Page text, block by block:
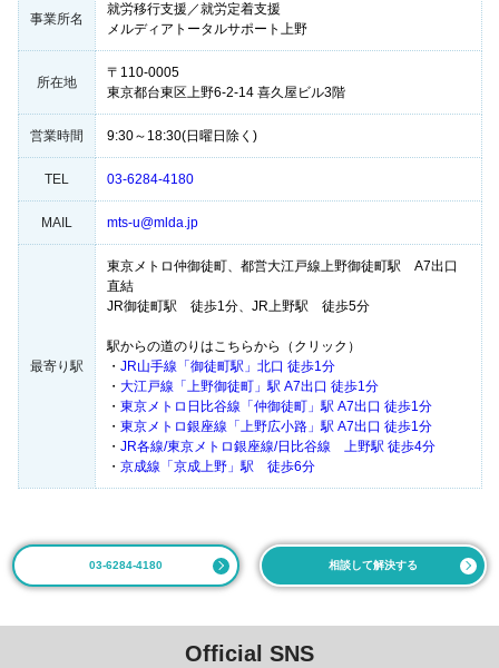
事業所名
就労移行支援／就労定着支援
メルディアトータルサポート上野
所在地
〒110-0005
東京都台東区上野6-2-14 喜久屋ビル3階
営業時間 9:30～18:30(日曜日除く)
TEL 03-6284-4180
MAIL mts-u@mlda.jp
最寄り駅
東京メトロ仲御徒町、都営大江戸線上野御徒町駅 A7出口
直結
JR御徒町駅 徒歩1分、JR上野駅 徒歩5分
駅からの道のりはこちらから（クリック）
・ JR山手線「御徒町駅」北口 徒歩1分
・ 大江戸線「上野御徒町」駅 A7出口 徒歩1分
・ 東京メトロ日比谷線「仲御徒町」駅 A7出口 徒歩1分
・ 東京メトロ銀座線「上野広小路」駅 A7出口 徒歩1分
・ JR各線/東京メトロ銀座線/日比谷線 上野駅 徒歩4分
・ 京成線「京成上野」駅 徒歩6分
03-6284-4180 相談して解決する
Official SNS